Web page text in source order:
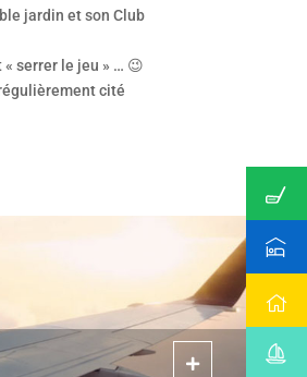
jardin et son Club
serrer le jeu » … 😉
cité